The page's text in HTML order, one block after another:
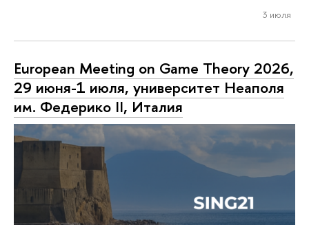
3 июля
European Meeting on Game Theory 2026,
29 июня-1 июля, университет Неаполя
им. Федерико II, Италия